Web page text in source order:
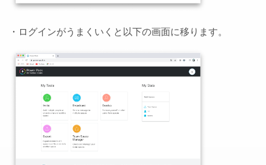
・ログインがうまくいくと以下の画面に移ります。